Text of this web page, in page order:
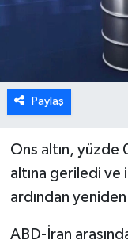
Paylaş
Ons altın, yüzde
altına geriledi ve
ardından
ABD-İran